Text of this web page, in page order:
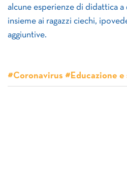
alcune esperienze di didattica a
insieme ai ragazzi ciechi,
aggiuntive.
#Coronavirus #Educazione e